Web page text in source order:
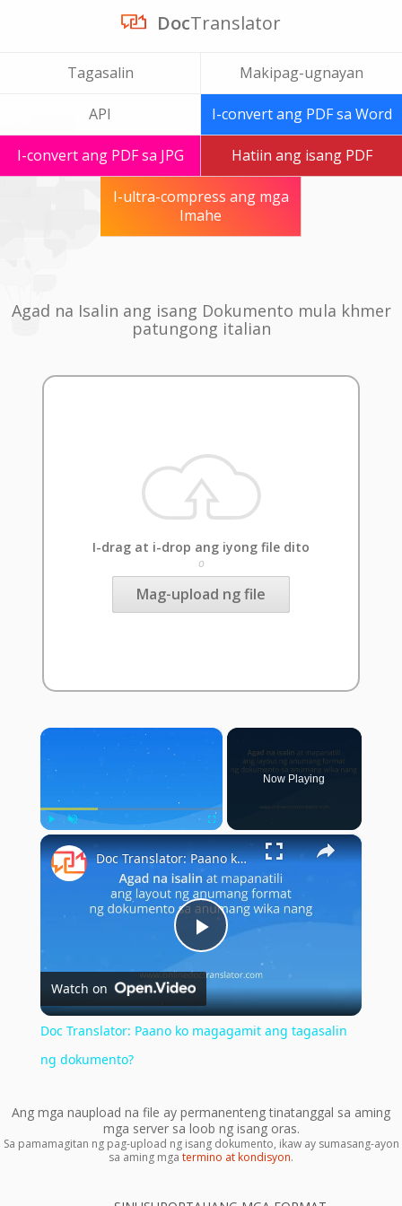
DocTranslator
Tagasalin Makipag-ugnayan
API I-convert ang PDF sa Word
I-convert ang PDF sa JPG Hatiin ang isang PDF
I-ultra-compress ang mga
Imahe
Agad na Isalin ang isang Dokumento mula khmer
patungong italian
I-drag at i-drop ang iyong file dito
o
Mag-upload ng file
×
Play Unmute Fullscreen
Now Playing
×
Play
Video
Doc Translator: Paano ko magagamit ang tagasalin ng dokumento?
Watch on
Doc Translator: Paano ko magagamit ang tagasalin
ng dokumento?
Ang mga naupload na file ay permanenteng tinatanggal sa aming
mga server sa loob ng isang oras.
Sa pamamagitan ng pag-upload ng isang dokumento, ikaw ay sumasang-ayon
sa aming mga termino at kondisyon.